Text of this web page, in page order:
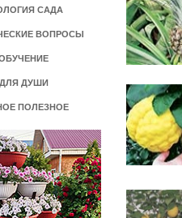
САДА
ВОПРОСЫ
ДЛЯ ДУШИ
ПОЛЕЗНОЕ